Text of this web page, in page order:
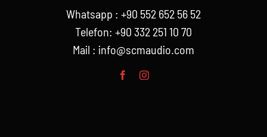
Whatsapp : +90 552 652 56 52
Telefon: +90 332 251 10 70
Mail : info@scmaudio.com